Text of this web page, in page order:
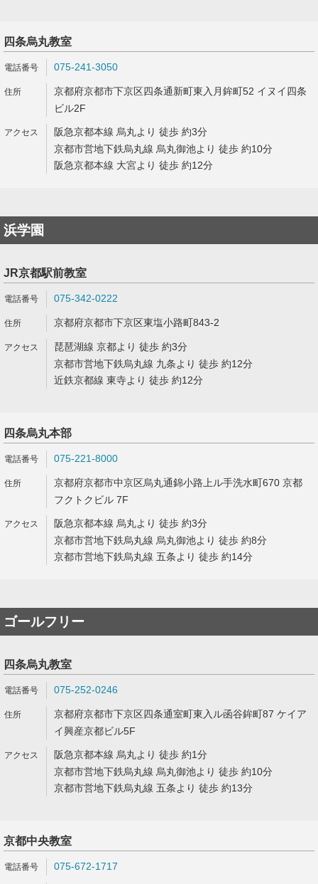
四条烏丸教室
075-241-3050
京都府京都市下京区四条通新町東入月鉾町52 イヌイ四条
ビル2F
阪急京都本線 烏丸より 徒歩 約3分
京都市営地下鉄烏丸線 烏丸御池より 徒歩 約10分
阪急京都本線 大宮より 徒歩 約12分
浜学園
JR京都駅前教室
075-342-0222
京都府京都市下京区東塩小路町843-2
琵琶湖線 京都より 徒歩 約3分
京都市営地下鉄烏丸線 九条より 徒歩 約12分
近鉄京都線 東寺より 徒歩 約12分
四条烏丸本部
075-221-8000
京都府京都市中京区烏丸通錦小路上ル手洗水町670 京都
フクトクビル 7F
阪急京都本線 烏丸より 徒歩 約3分
京都市営地下鉄烏丸線 烏丸御池より 徒歩 約8分
京都市営地下鉄烏丸線 五条より 徒歩 約14分
ゴールフリー
四条烏丸教室
075-252-0246
京都府京都市下京区四条通室町東入ル函谷鉾町87 ケイア
イ興産京都ビル5F
阪急京都本線 烏丸より 徒歩 約1分
京都市営地下鉄烏丸線 烏丸御池より 徒歩 約10分
京都市営地下鉄烏丸線 五条より 徒歩 約13分
京都中央教室
075-672-1717